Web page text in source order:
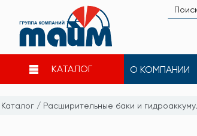
КАТАЛОГ О КОМПАНИИ
Каталог / Расширительные баки и